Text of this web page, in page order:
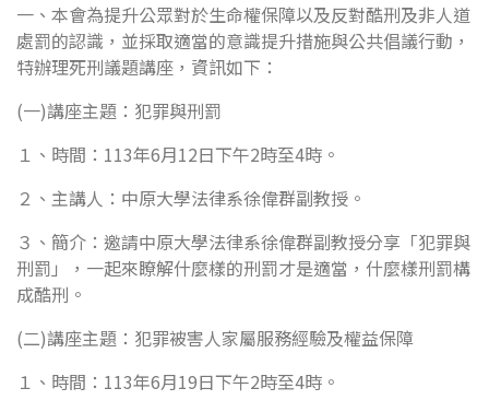
一、本會為提升公眾對於生命權保障以及反對酷刑及非人道
處罰的認識，並採取適當的意識提升措施與公共倡議行動，
特辦理死刑議題講座，資訊如下：
(一)講座主題：犯罪與刑罰
１、時間：113年6月12日下午2時至4時。
２、主講人：中原大學法律系徐偉群副教授。
３、簡介：邀請中原大學法律系徐偉群副教授分享「犯罪與
刑罰」，一起來瞭解什麼樣的刑罰才是適當，什麼樣刑罰構
成酷刑。
(二)講座主題：犯罪被害人家屬服務經驗及權益保障
１、時間：113年6月19日下午2時至4時。